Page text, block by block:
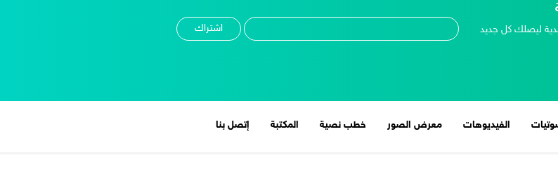
ليصلك كل جديد
الفيديوهات معرض الصور خطب نصية المكتبة إتصل بنا